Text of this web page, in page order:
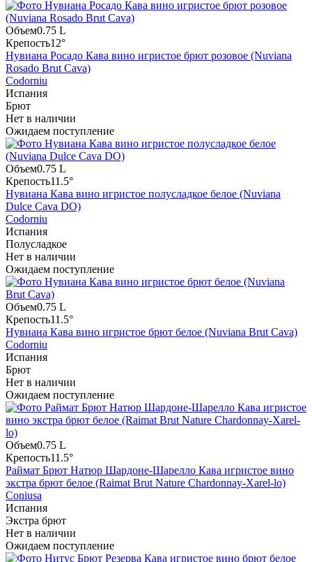
Объем0.75 L
Крепость12°
Нувиана Росадо Кава вино игристое брют розовое (Nuviana
Rosado Brut Cava)
Codorniu
Испания
Брют
Нет в наличии
Ожидаем поступление
Объем0.75 L
Крепость11.5°
Нувиана Кава вино игристое полусладкое белое (Nuviana
Dulce Cava DO)
Codorniu
Испания
Полусладкое
Нет в наличии
Ожидаем поступление
Объем0.75 L
Крепость11.5°
Нувиана Кава вино игристое брют белое (Nuviana Brut Cava)
Codorniu
Испания
Брют
Нет в наличии
Ожидаем поступление
Объем0.75 L
Крепость11.5°
Раймат Брют Натюр Шардоне-Шарелло Кава игристое вино
экстра брют белое (Raimat Brut Nature Chardonnay-Xarel-lo)
Coniusa
Испания
Экстра брют
Нет в наличии
Ожидаем поступление